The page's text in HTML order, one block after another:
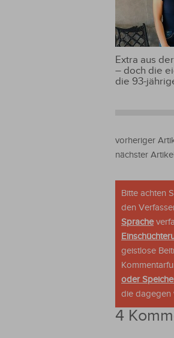
Extra aus
– doch die
die 93-
vorheriger
nächster
Bitte achten
den
Sprache
geistlose
oder
die dagegen
4